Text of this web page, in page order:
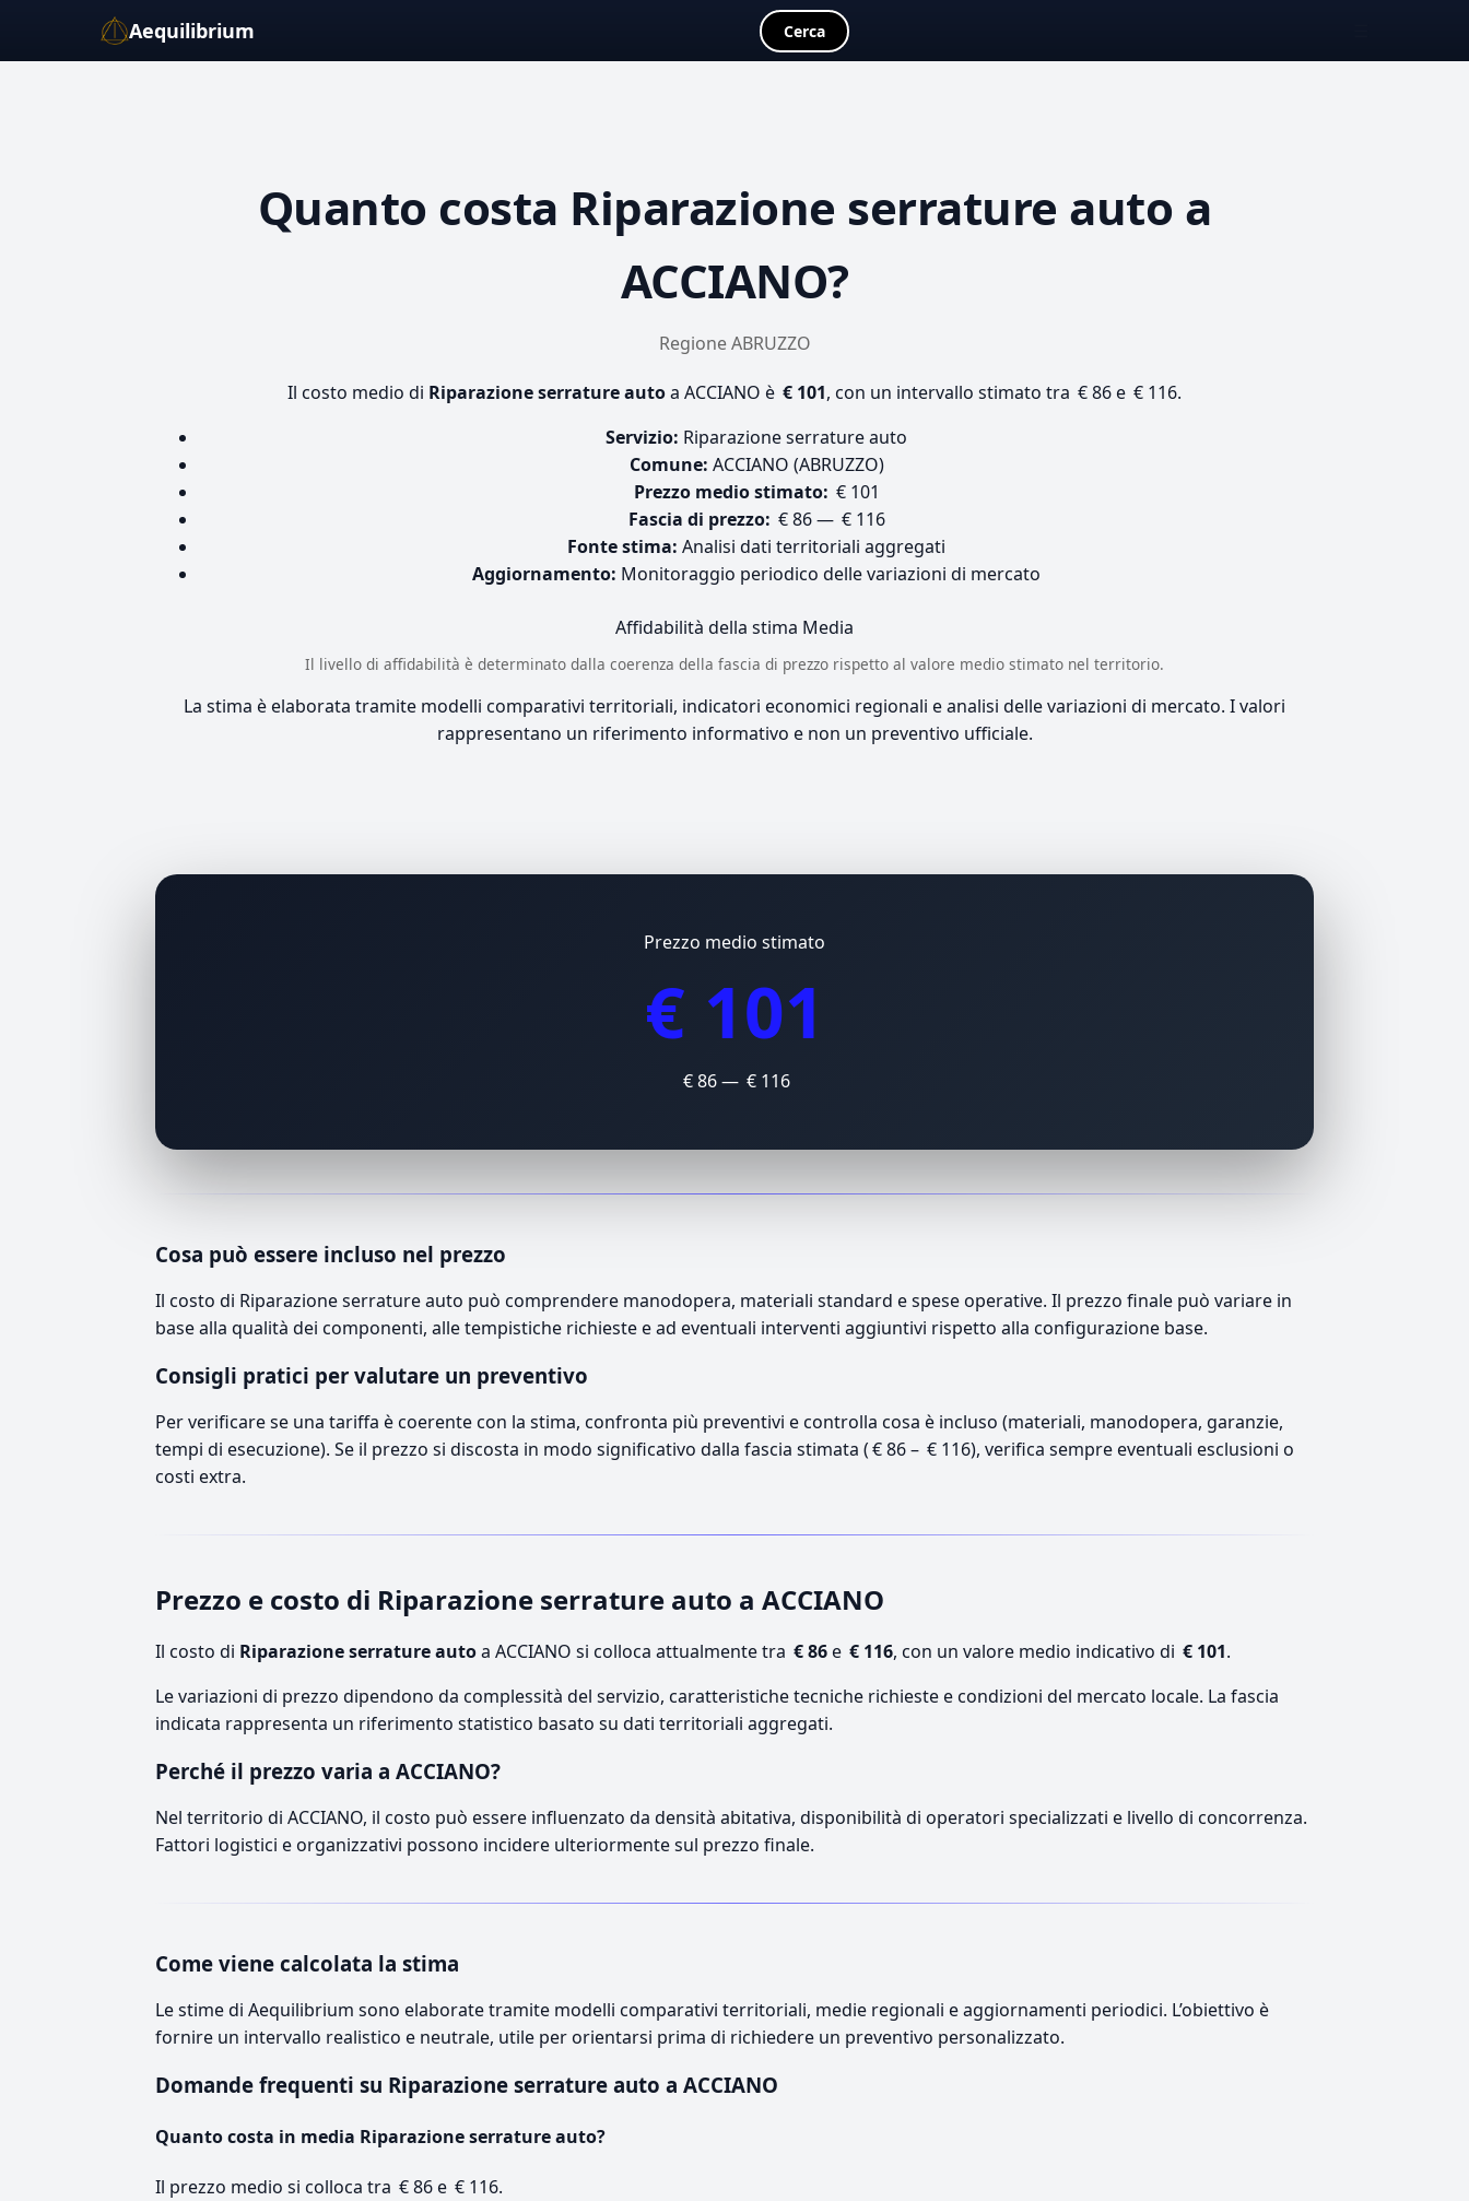
Aequilibrium Cerca
Quanto costa Riparazione serrature auto a
ACCIANO?
Regione ABRUZZO
Il costo medio di Riparazione serrature autoa ACCIANO è € 101, con un intervallo stimato tra € 86 e € 116.
Servizio: Riparazione serrature auto
Comune: ACCIANO (ABRUZZO)
Prezzo medio stimato: € 101
Fascia di prezzo: € 86 — € 116
Fonte stima: Analisi dati territoriali aggregati
Aggiornamento: Monitoraggio periodico delle variazioni di mercato
Affidabilità della stima Media
Il livello di affidabilità è determinato dalla coerenza della fascia di prezzo rispetto al valore medio stimato nel territorio.
La stima è elaborata tramite modelli comparativi territoriali, indicatori economici regionali e analisi delle variazioni di mercato. I valori
rappresentano un riferimento informativo e non un preventivo ufficiale.
Prezzo medio stimato
€ 101
€ 86 — € 116
Cosa può essere incluso nel prezzo
Il costo di Riparazione serrature auto può comprendere manodopera, materiali standard e spese operative. Il prezzo finale può variare in
base alla qualità dei componenti, alle tempistiche richieste e ad eventuali interventi aggiuntivi rispetto alla configurazione base.
Consigli pratici per valutare un preventivo
Per verificare se una tariffa è coerente con la stima, confronta più preventivi e controlla cosa è incluso (materiali, manodopera, garanzie,
tempi di esecuzione). Se il prezzo si discosta in modo significativo dalla fascia stimata ( € 86 – € 116), verifica sempre eventuali esclusioni o
costi extra.
Prezzo e costo di Riparazione serrature auto a ACCIANO
Il costo di Riparazione serrature autoa ACCIANO si colloca attualmente tra € 86e € 116, con un valore medio indicativo di € 101.
Le variazioni di prezzo dipendono da complessità del servizio, caratteristiche tecniche richieste e condizioni del mercato locale. La fascia
indicata rappresenta un riferimento statistico basato su dati territoriali aggregati.
Perché il prezzo varia a ACCIANO?
Nel territorio di ACCIANO, il costo può essere influenzato da densità abitativa, disponibilità di operatori specializzati e livello di concorrenza.
Fattori logistici e organizzativi possono incidere ulteriormente sul prezzo finale.
Come viene calcolata la stima
Le stime di Aequilibrium sono elaborate tramite modelli comparativi territoriali, medie regionali e aggiornamenti periodici. L’obiettivo è
fornire un intervallo realistico e neutrale, utile per orientarsi prima di richiedere un preventivo personalizzato.
Domande frequenti su Riparazione serrature auto a ACCIANO
Quanto costa in media Riparazione serrature auto?
Il prezzo medio si colloca tra € 86 e € 116.